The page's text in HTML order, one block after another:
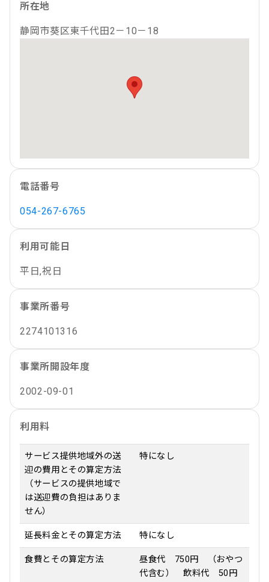
所在地
静岡市葵区東千代田2－10－18
電話番号
054-267-6765
利用可能日
平日,祝日
事業所番号
2274101316
事業所開設年度
2002-09-01
利用料
サービス提供地域外の送
迎の費用とその算定方法
（サービスの提供地域で
は送迎費の負担はありま
せん）
特になし
延長料金とその算定方法 特になし
食費とその算定方法
昼食代 750円 （おやつ
代含む） 飲料代 50円